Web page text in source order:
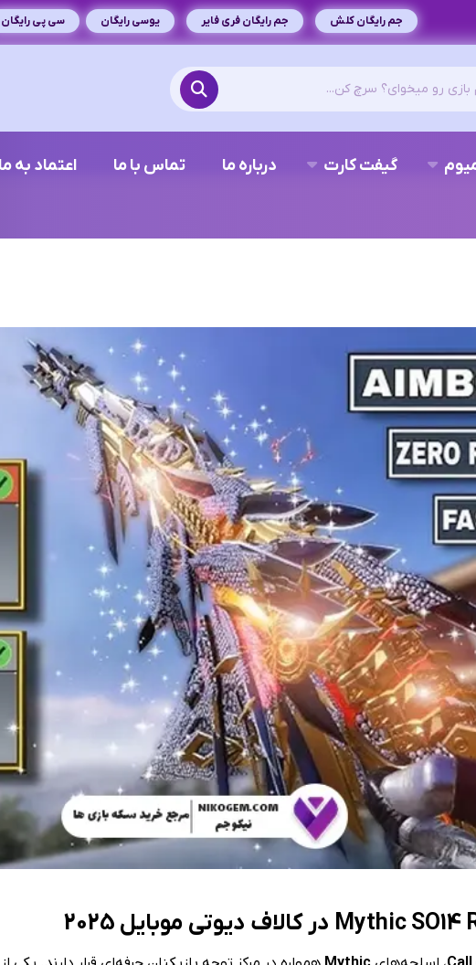
سی پی رایگان یوسی رایگان جم رایگان فری فایر جم رایگان کلش
گیفت کارت درباره ما تماس با ما
اعتماد به
در کالاف دیوتی موبایل 2025